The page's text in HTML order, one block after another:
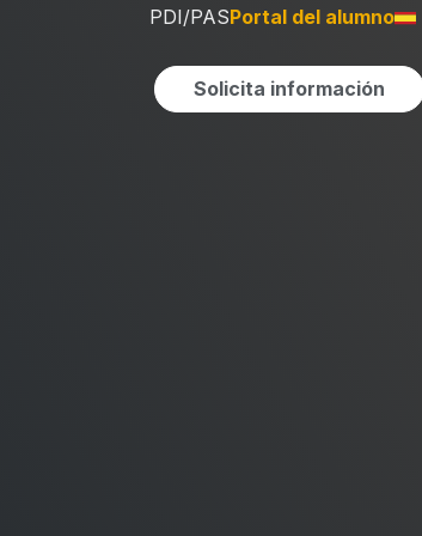
PDI/PASPortal del alumno
Solicita información